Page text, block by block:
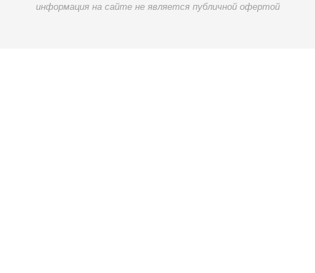
информация на сайте не является публичной офертой